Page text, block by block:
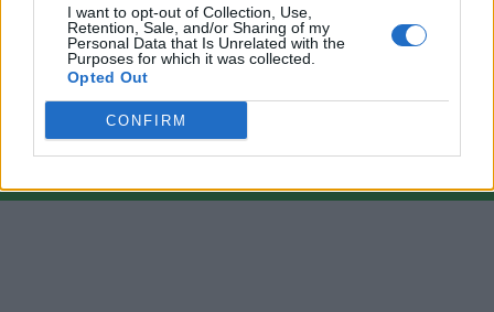
I want to opt-out of Collection, Use,
Retention, Sale, and/or Sharing of my
Personal Data that Is Unrelated with the
Purposes for which it was collected.
Opted Out
CONFIRM
quindi valutati di pubblico dominio. Se i soggetti o gli autori avessero qualcosa in
contrario alla pubblicazione, non avranno che da segnalarlo alla redazione (indirizzo
redazione@napolimagazine.com ), che provvederà prontamente alla rimozione.
"Calciomercato Magazine" non è una testata giornalistica, ma un sito di informazione di
proprietà di Napoli Magazine.